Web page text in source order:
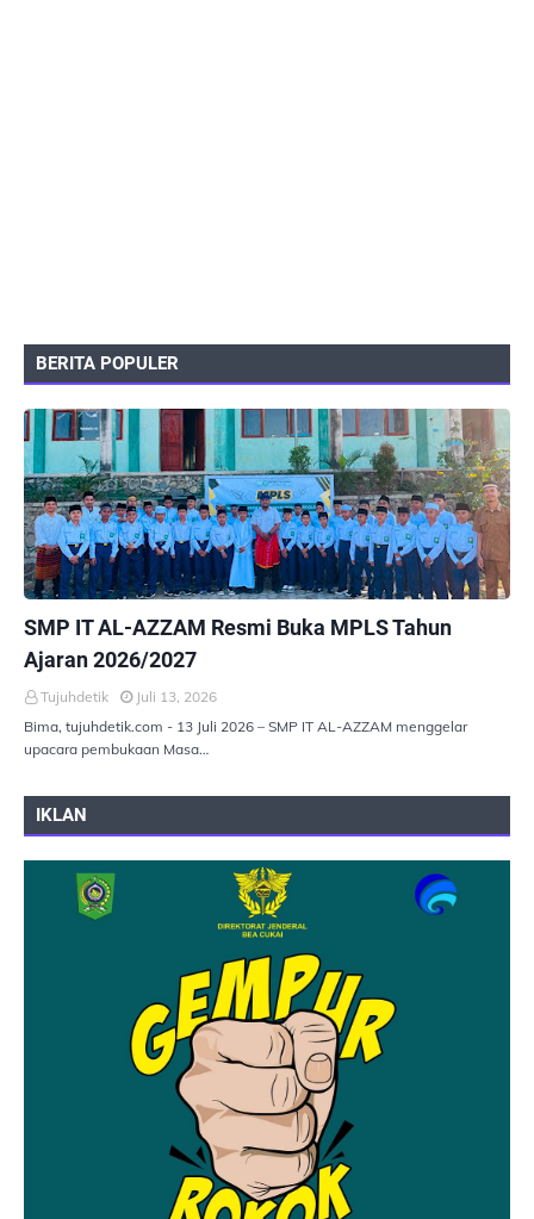
BERITA POPULER
SMP IT AL-AZZAM Resmi Buka MPLS Tahun
Ajaran 2026/2027
Tujuhdetik
Juli 13, 2026
Bima, tujuhdetik.com - 13 Juli 2026 – SMP IT AL-AZZAM menggelar
upacara pembukaan Masa…
IKLAN